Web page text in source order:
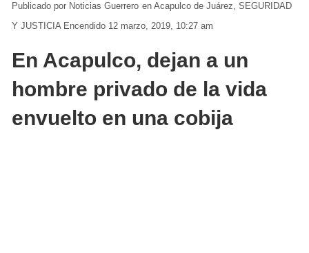
Noticias Guerrero en Acapulco de Juárez SEGURIDAD
Y JUSTICIA Encendido 12 marzo, 2019, 10:27 am
En Acapulco, dejan a un
hombre privado de la vida
envuelto en una cobija